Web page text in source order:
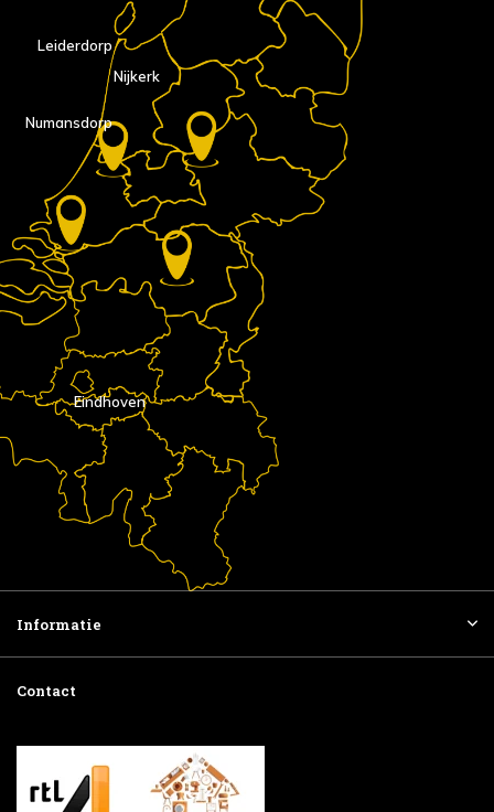
Eindhoven
Nijkerk
Numansdorp
Leiderdorp
Informatie
Contact